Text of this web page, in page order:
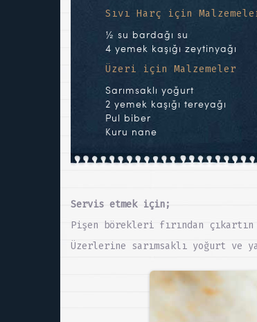
Sıvı Harç için
½ su bardağı su
4 yemek kaşığı zeytinyağı
Üzeri için Malzemeler
Sarımsaklı yoğurt
2 yemek kaşığı tereyağı
Pul biber
Kuru nane
Servis etmek için;
Pişen börekleri fırından
Üzerlerine sarımsaklı yoğurt ve